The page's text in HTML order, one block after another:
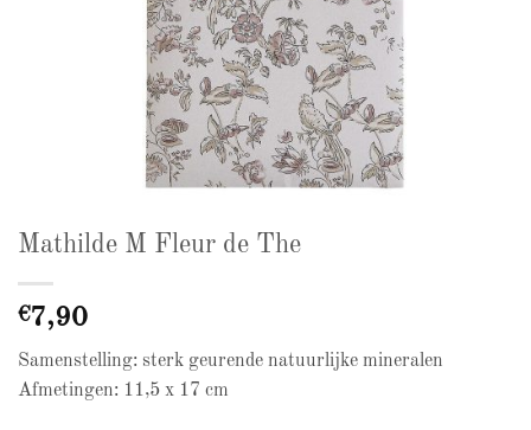
Mathilde M Fleur de The
€7,90
Samenstelling: sterk geurende natuurlijke mineralen
Afmetingen: 11,5 x 17 cm